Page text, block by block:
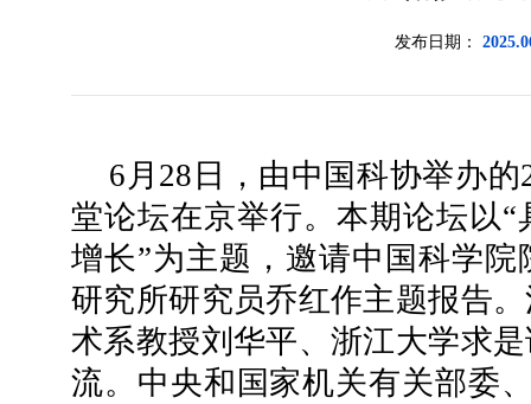
发布日期：
6月28日，由中国科协举办
堂论坛在京举行。本期论坛以
增长”为主题，邀请中国科学
研究所研究员乔红作主题报告
术系教授刘华平、浙江大学求
流。中央和国家机关有关部委